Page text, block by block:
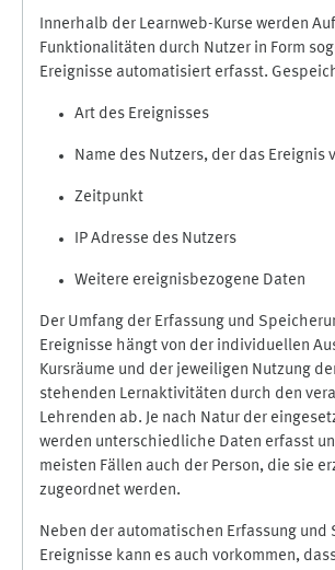
Innerhalb der Learnweb-Kurse werden
Funktionalitäten durch Nutzer in Form
Ereignisse automatisiert erfasst.
Art des Ereignisses
Name des Nutzers, der das Ereignis
Zeitpunkt
IP Adresse des Nutzers
Weitere ereignisbezogene Daten
Der Umfang der Erfassung und
Ereignisse hängt von der individuellen
Kursräume und der jeweiligen Nutzung
stehenden Lernaktivitäten durch den
Lehrenden ab. Je nach Natur der
werden unterschiedliche Daten erfasst
meisten Fällen auch der Person, die sie
zugeordnet werden.
Neben der automatischen Erfassung und
Ereignisse kann es auch vorkommen,